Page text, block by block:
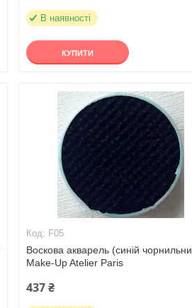
В наявності
КУПИТИ
F05
Воскова акварель (синій
Make-Up Atelier Paris
437 ₴